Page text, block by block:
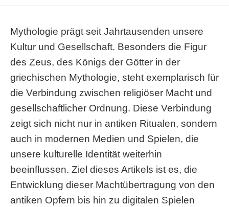
Mythologie prägt seit Jahrtausenden unsere
Kultur und Gesellschaft. Besonders die Figur
des Zeus, des Königs der Götter in der
griechischen Mythologie, steht exemplarisch für
die Verbindung zwischen religiöser Macht und
gesellschaftlicher Ordnung. Diese Verbindung
zeigt sich nicht nur in antiken Ritualen, sondern
auch in modernen Medien und Spielen, die
unsere kulturelle Identität weiterhin
beeinflussen. Ziel dieses Artikels ist es, die
Entwicklung dieser Machtübertragung von den
antiken Opfern bis hin zu digitalen Spielen